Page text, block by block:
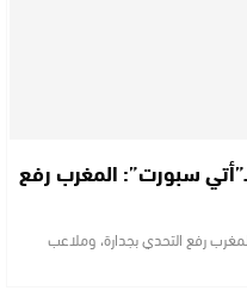
سبورت”: المغرب رفع
رفع التحدي بجدارة، وملاعب